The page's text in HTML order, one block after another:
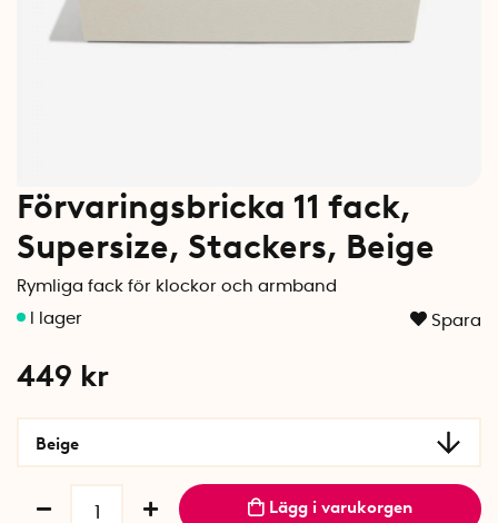
Förvaringsbricka 11 fack,
Supersize, Stackers, Beige
Rymliga fack för klockor och armband
Spara
449 kr
Beige
Lägg i varukorgen